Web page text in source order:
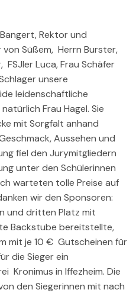
Rektor und
Süßem, Herrn Burster,
Luca, Frau Schäfer
unsere
leidenschaftliche
Frau Hagel. Sie
mit Sorgfalt anhand
Aussehen und
fiel den Jurymitgliedern
unter den Schülerinnen
warteten tolle Preise auf
wir den Sponsoren:
und dritten Platz mit
Backstube bereitstellte,
mit je 10 € Gutscheinen für
die Sieger ein
Kronimus in Iffezheim. Die
den Siegerinnen mit nach